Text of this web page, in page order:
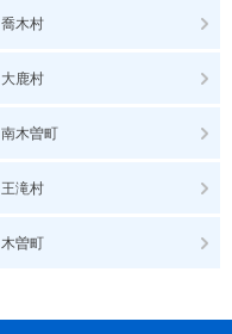
喬木村
大鹿村
南木曽町
王滝村
木曽町